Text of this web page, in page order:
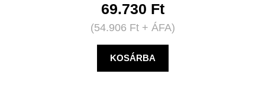
69.730 Ft
(54.906 Ft+ ÁFA)
KOSÁRBA